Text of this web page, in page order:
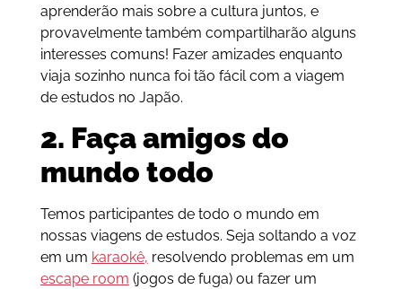
aprenderão mais sobre a cultura juntos, e
provavelmente também compartilharão alguns
interesses comuns! Fazer amizades enquanto
viaja sozinho nunca foi tão fácil com a viagem
de estudos no Japão.
2. Faça amigos do
mundo todo
Temos participantes de todo o mundo em
nossas viagens de estudos. Seja soltando a voz
em um karaokê, resolvendo problemas em um
escape room (jogos de fuga) ou fazer um